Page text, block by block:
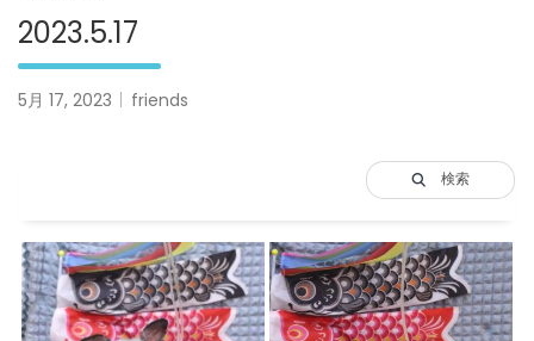
2023.5.17
5月 17, 2023 friends
検索